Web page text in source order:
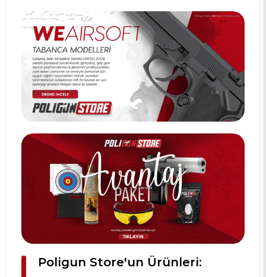
Poligun Store'un Ürünleri: